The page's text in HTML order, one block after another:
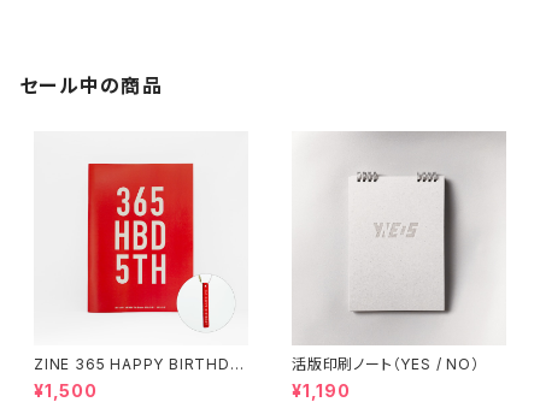
セール中の商品
ZINE 365 HAPPY BIRTHDA
Y（アクリルキーホルダー付き）
¥1,500
活版印刷ノート（YES / NO）
¥1,190